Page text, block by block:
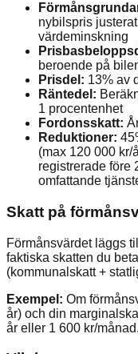
nybilspris
värdeminskning
beroende på
Prisdel: 13% av
Räntedel:
1 procentenhet
Fordonsskatt:
Reduktioner:
(max 120 000 kr/
registrerade före
omfattande
Skatt på
Förmånsvärdet läggs
faktiska skatten du
(kommunalskatt +
Exempel: Om
år) och din
år eller 1 600 kr/månad.